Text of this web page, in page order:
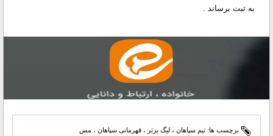
به ثبت برساند .
برچسب ها: تیم سپاهان ، لیگ برتر ، قهرمانی سپاهان ، مس